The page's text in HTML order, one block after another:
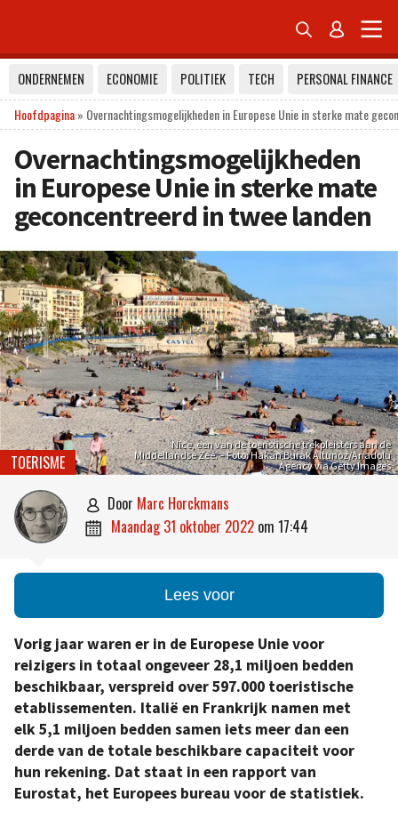
 
ONDERNEMEN ECONOMIE POLITIEK TECH
PERSONAL FINANCE
Hoofdpagina» Overnachtingsmogelijkheden in Europese Unie in sterke mate
Overnachtingsmogelijkheden
in Europese Unie in sterke mate
geconcentreerd in twee landen
Nice, een van de toeristische trekpleisters aan de
Middellandse Zee. – Foto: Hakan Burak Altunoz/Anadolu
Agency via Getty Images
TOERISME
 door Marc Horckmans
 maandag 31 oktober 2022 om 17:44
Lees voor
Vorig jaar waren er in de Europese Unie voor
reizigers in totaal ongeveer 28,1 miljoen bedden
beschikbaar, verspreid over 597.000 toeristische
etablissementen. Italië en Frankrijk namen met
elk 5,1 miljoen bedden samen iets meer dan een
derde van de totale beschikbare capaciteit voor
hun rekening. Dat staat in een rapport van
Eurostat, het Europees bureau voor de statistiek.